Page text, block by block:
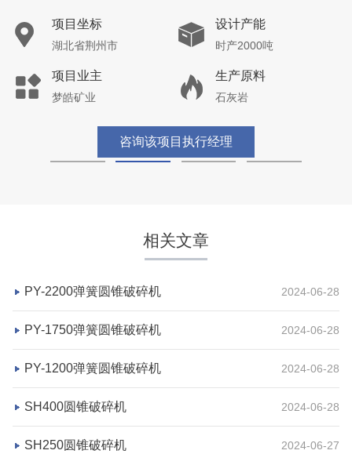
项目坐标
湖北省荆州市
设计产能
时产2000吨
项目业主
梦皓矿业
生产原料
石灰岩
咨询该项目执行经理
湖北省荆州市鼎盛矿业时产2000吨高钙石破碎生产
线
相关文章
PY-2200弹簧圆锥破碎机 2024-06-28
PY-1750弹簧圆锥破碎机 2024-06-28
PY-1200弹簧圆锥破碎机 2024-06-28
SH400圆锥破碎机 2024-06-28
SH250圆锥破碎机 2024-06-27